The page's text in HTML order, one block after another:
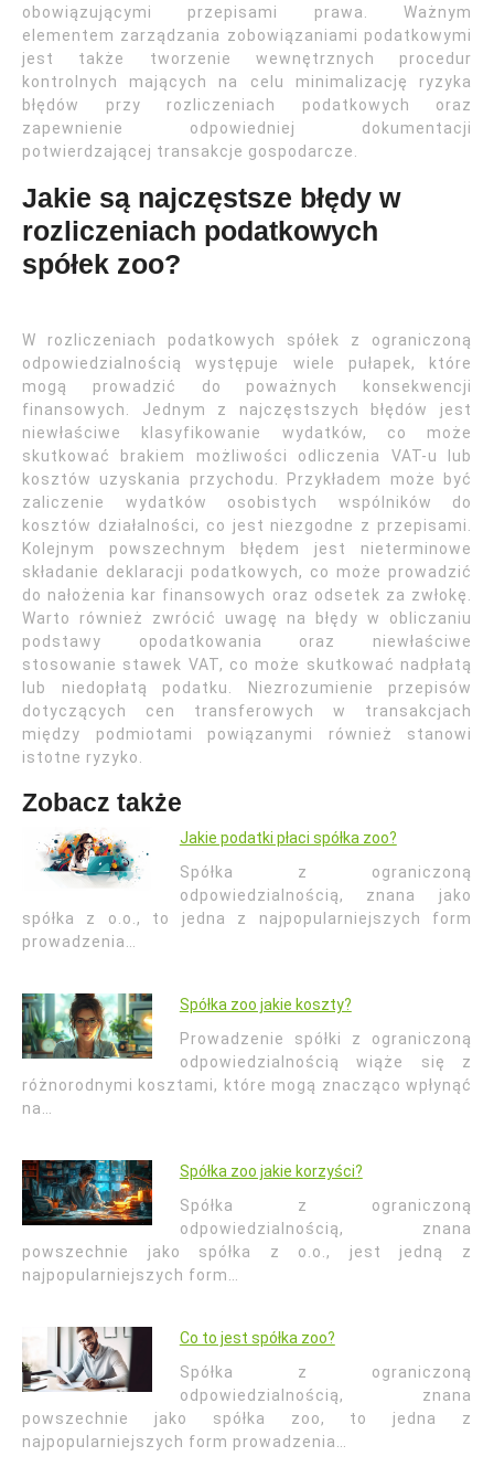
obowiązującymi przepisami prawa. Ważnym
elementem zarządzania zobowiązaniami podatkowymi
jest także tworzenie wewnętrznych procedur
kontrolnych mających na celu minimalizację ryzyka
błędów przy rozliczeniach podatkowych oraz
zapewnienie odpowiedniej dokumentacji
potwierdzającej transakcje gospodarcze.
Jakie są najczęstsze błędy w
rozliczeniach podatkowych
spółek zoo?
W rozliczeniach podatkowych spółek z ograniczoną
odpowiedzialnością występuje wiele pułapek, które
mogą prowadzić do poważnych konsekwencji
finansowych. Jednym z najczęstszych błędów jest
niewłaściwe klasyfikowanie wydatków, co może
skutkować brakiem możliwości odliczenia VAT-u lub
kosztów uzyskania przychodu. Przykładem może być
zaliczenie wydatków osobistych wspólników do
kosztów działalności, co jest niezgodne z przepisami.
Kolejnym powszechnym błędem jest nieterminowe
składanie deklaracji podatkowych, co może prowadzić
do nałożenia kar finansowych oraz odsetek za zwłokę.
Warto również zwrócić uwagę na błędy w obliczaniu
podstawy opodatkowania oraz niewłaściwe
stosowanie stawek VAT, co może skutkować nadpłatą
lub niedopłatą podatku. Niezrozumienie przepisów
dotyczących cen transferowych w transakcjach
między podmiotami powiązanymi również stanowi
istotne ryzyko.
Zobacz także
Jakie podatki płaci spółka zoo?
Spółka z ograniczoną
odpowiedzialnością, znana jako
spółka z o.o., to jedna z najpopularniejszych form
prowadzenia…
Spółka zoo jakie koszty?
Prowadzenie spółki z ograniczoną
odpowiedzialnością wiąże się z
różnorodnymi kosztami, które mogą znacząco wpłynąć
na…
Spółka zoo jakie korzyści?
Spółka z ograniczoną
odpowiedzialnością, znana
powszechnie jako spółka z o.o., jest jedną z
najpopularniejszych form…
Co to jest spółka zoo?
Spółka z ograniczoną
odpowiedzialnością, znana
powszechnie jako spółka zoo, to jedna z
najpopularniejszych form prowadzenia…